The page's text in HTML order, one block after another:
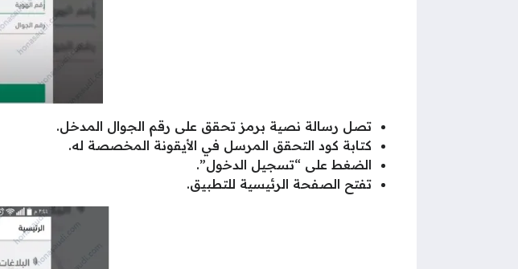
تصل رسالة نصية برمز تحقق على رقم الجوال المدخل.
كتابة كود التحقق المرسل في الأيقونة المخصصة له.
الضغط على “تسجيل الدخول”.
تفتح الصفحة الرئيسية للتطبيق.